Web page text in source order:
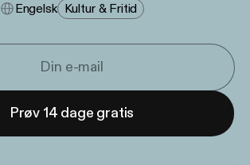
Engelsk Kultur & Fritid
Prøv 14 dage gratis